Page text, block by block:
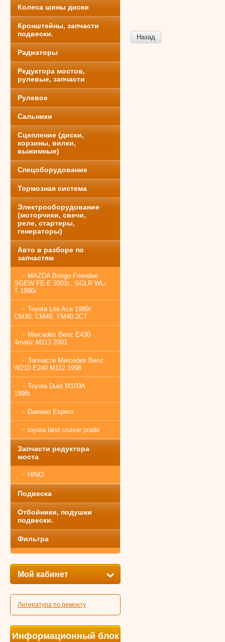
Колеса шины диски
Кронштейны, запчасти
подвески.
Радиаторы
Редуктора мостов,
рулевые, запчасти
Рулевое
Сальники
Сцепление (диски,
корзины, вилки,
выжимные)
Спецоборудование
Тормозная система
Электрооборудование
(моторчики, свечи,
реле, стартеры,
генераторы)
Авто в разборе по
запчастям
MAZDA Bongo Friendee
SGEW FE-E 2001г., SGLR WL-
T 1996г.
Toyota Lite Ace 1989г.
CM30, CM40, YM40 2CT
Mercedes Benz E430
4matic M113 2001
Запчасти Mercedes Benz
W210 E240 M112 1998
Toyota Duet M100A
1998г.
Daewoo Espero
toyota land cruiser prado
Запчасти редуктора
моста
HINO
Подвеска
Отбойники, подушки
подвески.
Фильтра
Мой кабинет
Литература по ремонту
Информационный блок
Назад